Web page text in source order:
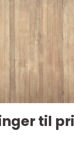
til